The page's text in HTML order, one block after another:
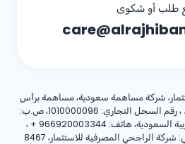
طلب أو شكوى
شركة مساهمة سعودية، مساهمة برأس
، رقم السجل التجاري: 1010000096، ص.ب:
+ 966920003344 ،
8001244455 العنوان الوطني: شركة الراجحي المصرفية للاستثمار، 8467